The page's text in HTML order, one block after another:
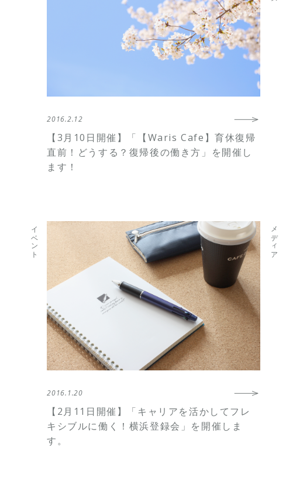
2016.2.12
【3月10日開催】「【Waris Cafe】育休復帰
直前！どうする？復帰後の働き方」を開催し
ます！
イベント
2016.1.20
【2月11日開催】「キャリアを活かしてフレ
キシブルに働く！横浜登録会」を開催しま
す。
メディア